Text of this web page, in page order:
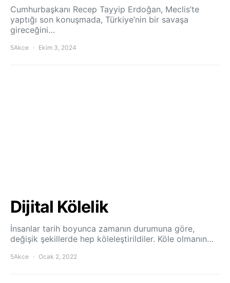
Cumhurbaşkanı Recep Tayyip Erdoğan, Meclis’te
yaptığı son konuşmada, Türkiye’nin bir savaşa
gireceğini…
5Akce Ekim 3, 2024
Dijital Kölelik
İnsanlar tarih boyunca zamanın durumuna göre,
değişik şekillerde hep köleleştirildiler. Köle olmanın…
5Akce Ocak 2, 2022